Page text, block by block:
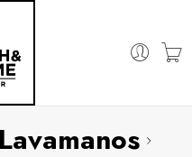
Lavamanos